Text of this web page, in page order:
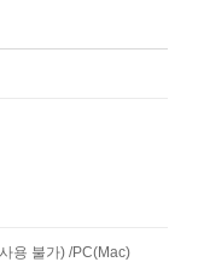
용 불가) /PC(Mac)